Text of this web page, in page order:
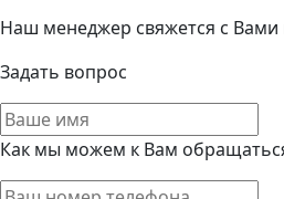
Наш менеджер свяжется с
Задать вопрос
Как мы можем к Вам